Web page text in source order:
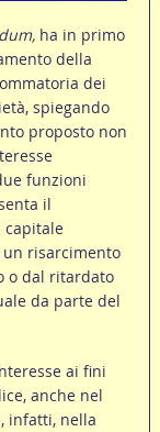
ha in primo
della
dei
spiegando
proposto non
funzioni
il
capitale
risarcimento
o dal ritardato
da parte del
ai fini
anche nel
infatti, nella